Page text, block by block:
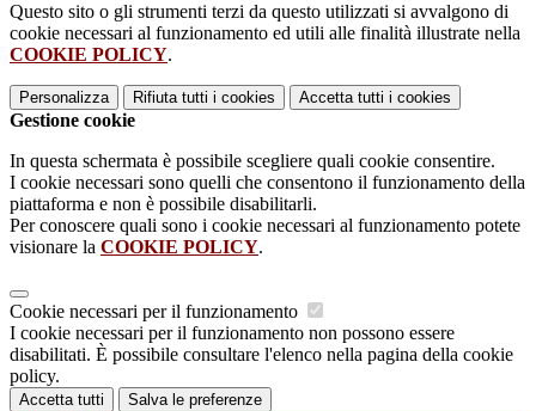
Questo sito o gli strumenti terzi da questo utilizzati si avvalgono di
cookie necessari al funzionamento ed utili alle finalità illustrate nella
COOKIE POLICY.
Personalizza Rifiuta tutti i cookies Accetta tutti i cookies
Gestione cookie
In questa schermata è possibile scegliere quali cookie consentire.
I cookie necessari sono quelli che consentono il funzionamento della
piattaforma e non è possibile disabilitarli.
Per conoscere quali sono i cookie necessari al funzionamento potete
visionare la COOKIE POLICY.
Cookie necessari per il funzionamento
I cookie necessari per il funzionamento non possono essere
disabilitati. È possibile consultare l'elenco nella pagina della cookie
policy.
Accetta tutti Salva le preferenze